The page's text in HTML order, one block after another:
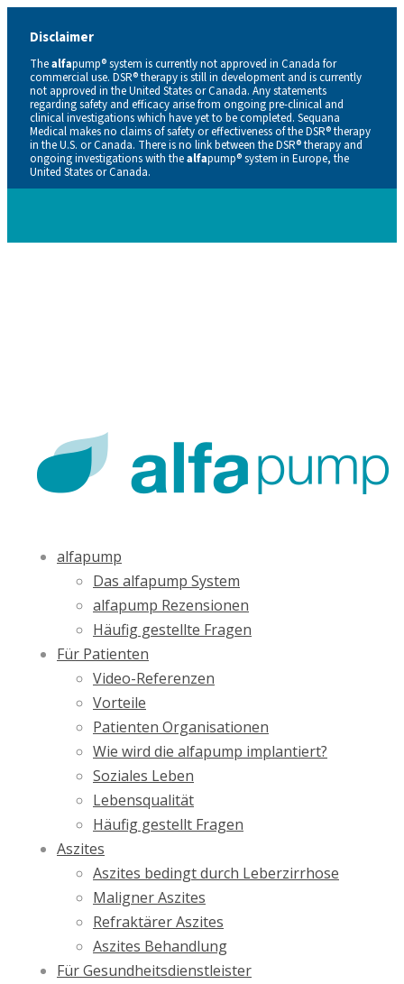
Disclaimer
Thealfapump® system is currently not approved in Canada for
commercial use. DSR® therapy is still in development and is currently
not approved in the United States or Canada. Any statements
regarding safety and efficacy arise from ongoing pre-clinical and
clinical investigations which have yet to be completed. Sequana
Medical makes no claims of safety or effectiveness of the DSR® therapy
in the U.S. or Canada. There is no link between the DSR® therapy and
ongoing investigations with thealfapump® system in Europe, the
United States or Canada.
alfapump
Das alfapump System
alfapump Rezensionen
Häufig gestellte Fragen
Für Patienten
Video-Referenzen
Vorteile
Patienten Organisationen
Wie wird die alfapump implantiert?
Soziales Leben
Lebensqualität
Häufig gestellt Fragen
Aszites
Aszites bedingt durch Leberzirrhose
Maligner Aszites
Refraktärer Aszites
Aszites Behandlung
Für Gesundheitsdienstleister